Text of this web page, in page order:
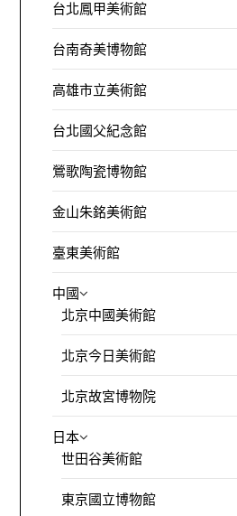
台北鳳甲美術館
台南奇美博物館
高雄市立美術館
台北國父紀念館
鶯歌陶瓷博物館
金山朱銘美術館
臺東美術館
中國
北京中國美術館
北京今日美術館
北京故宮博物院
日本
世田谷美術館
東京國立博物館